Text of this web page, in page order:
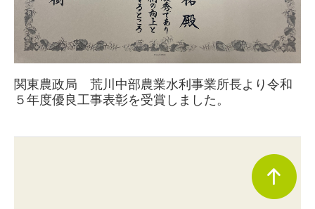
関東農政局 荒川中部農業水利事業所長より令和
５年度優良工事表彰を受賞しました。